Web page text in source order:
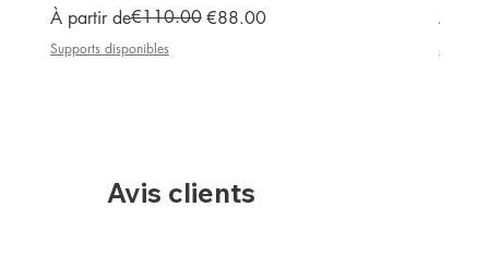
À partir de
Prix original€110.00 €88.00
Prix promotionnel
Supports disponibles
À
Prix
Prix
Avis clients